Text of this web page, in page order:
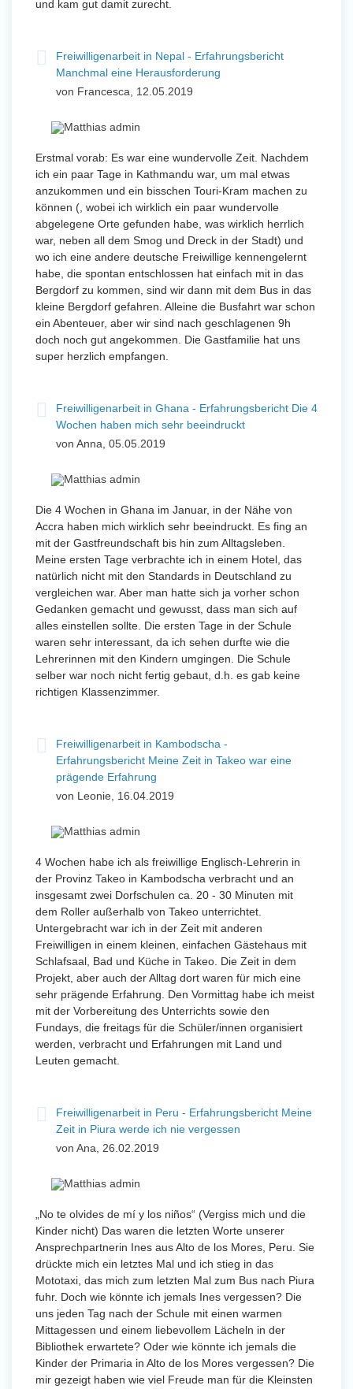
und kam gut damit zurecht.
Freiwilligenarbeit in Nepal - Erfahrungsbericht
Manchmal eine Herausforderung
von Francesca, 12.05.2019
Erstmal vorab: Es war eine wundervolle Zeit. Nachdem
ich ein paar Tage in Kathmandu war, um mal etwas
anzukommen und ein bisschen Touri-Kram machen zu
können (, wobei ich wirklich ein paar wundervolle
abgelegene Orte gefunden habe, was wirklich herrlich
war, neben all dem Smog und Dreck in der Stadt) und
wo ich eine andere deutsche Freiwillige kennengelernt
habe, die spontan entschlossen hat einfach mit in das
Bergdorf zu kommen, sind wir dann mit dem Bus in das
kleine Bergdorf gefahren. Alleine die Busfahrt war schon
ein Abenteuer, aber wir sind nach geschlagenen 9h
doch noch gut angekommen. Die Gastfamilie hat uns
super herzlich empfangen.
Freiwilligenarbeit in Ghana - Erfahrungsbericht Die 4
Wochen haben mich sehr beeindruckt
von Anna, 05.05.2019
Die 4 Wochen in Ghana im Januar, in der Nähe von
Accra haben mich wirklich sehr beeindruckt. Es fing an
mit der Gastfreundschaft bis hin zum Alltagsleben.
Meine ersten Tage verbrachte ich in einem Hotel, das
natürlich nicht mit den Standards in Deutschland zu
vergleichen war. Aber man hatte sich ja vorher schon
Gedanken gemacht und gewusst, dass man sich auf
alles einstellen sollte. Die ersten Tage in der Schule
waren sehr interessant, da ich sehen durfte wie die
Lehrerinnen mit den Kindern umgingen. Die Schule
selber war noch nicht fertig gebaut, d.h. es gab keine
richtigen Klassenzimmer.
Freiwilligenarbeit in Kambodscha -
Erfahrungsbericht Meine Zeit in Takeo war eine
prägende Erfahrung
von Leonie, 16.04.2019
4 Wochen habe ich als freiwillige Englisch-Lehrerin in
der Provinz Takeo in Kambodscha verbracht und an
insgesamt zwei Dorfschulen ca. 20 - 30 Minuten mit
dem Roller außerhalb von Takeo unterrichtet.
Untergebracht war ich in der Zeit mit anderen
Freiwilligen in einem kleinen, einfachen Gästehaus mit
Schlafsaal, Bad und Küche in Takeo. Die Zeit in dem
Projekt, aber auch der Alltag dort waren für mich eine
sehr prägende Erfahrung. Den Vormittag habe ich meist
mit der Vorbereitung des Unterrichts sowie den
Fundays, die freitags für die Schüler/innen organisiert
werden, verbracht und Erfahrungen mit Land und
Leuten gemacht.
Freiwilligenarbeit in Peru - Erfahrungsbericht Meine
Zeit in Piura werde ich nie vergessen
von Ana, 26.02.2019
„No te olvides de mí y los niños“ (Vergiss mich und die
Kinder nicht) Das waren die letzten Worte unserer
Ansprechpartnerin Ines aus Alto de los Mores, Peru. Sie
drückte mich ein letztes Mal und ich stieg in das
Mototaxi, das mich zum letzten Mal zum Bus nach Piura
fuhr. Doch wie könnte ich jemals Ines vergessen? Die
uns jeden Tag nach der Schule mit einen warmen
Mittagessen und einem liebevollem Lächeln in der
Bibliothek erwartete? Oder wie könnte ich jemals die
Kinder der Primaria in Alto de los Mores vergessen? Die
mir gezeigt haben wie viel Freude man für die Kleinsten